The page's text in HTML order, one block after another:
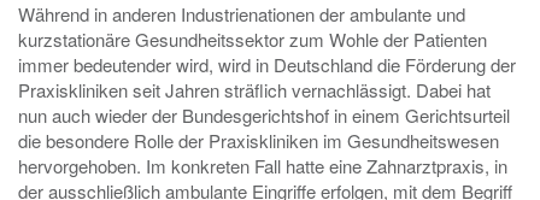
Während in anderen Industrienationen der ambulante und
kurzstationäre Gesundheitssektor zum Wohle der Patienten
immer bedeutender wird, wird in Deutschland die Förderung der
Praxiskliniken seit Jahren sträflich vernachlässigt. Dabei hat
nun auch wieder der Bundesgerichtshof in einem Gerichtsurteil
die besondere Rolle der Praxiskliniken im Gesundheitswesen
hervorgehoben. Im konkreten Fall hatte eine Zahnarztpraxis, in
der ausschließlich ambulante Eingriffe erfolgen, mit dem Begriff